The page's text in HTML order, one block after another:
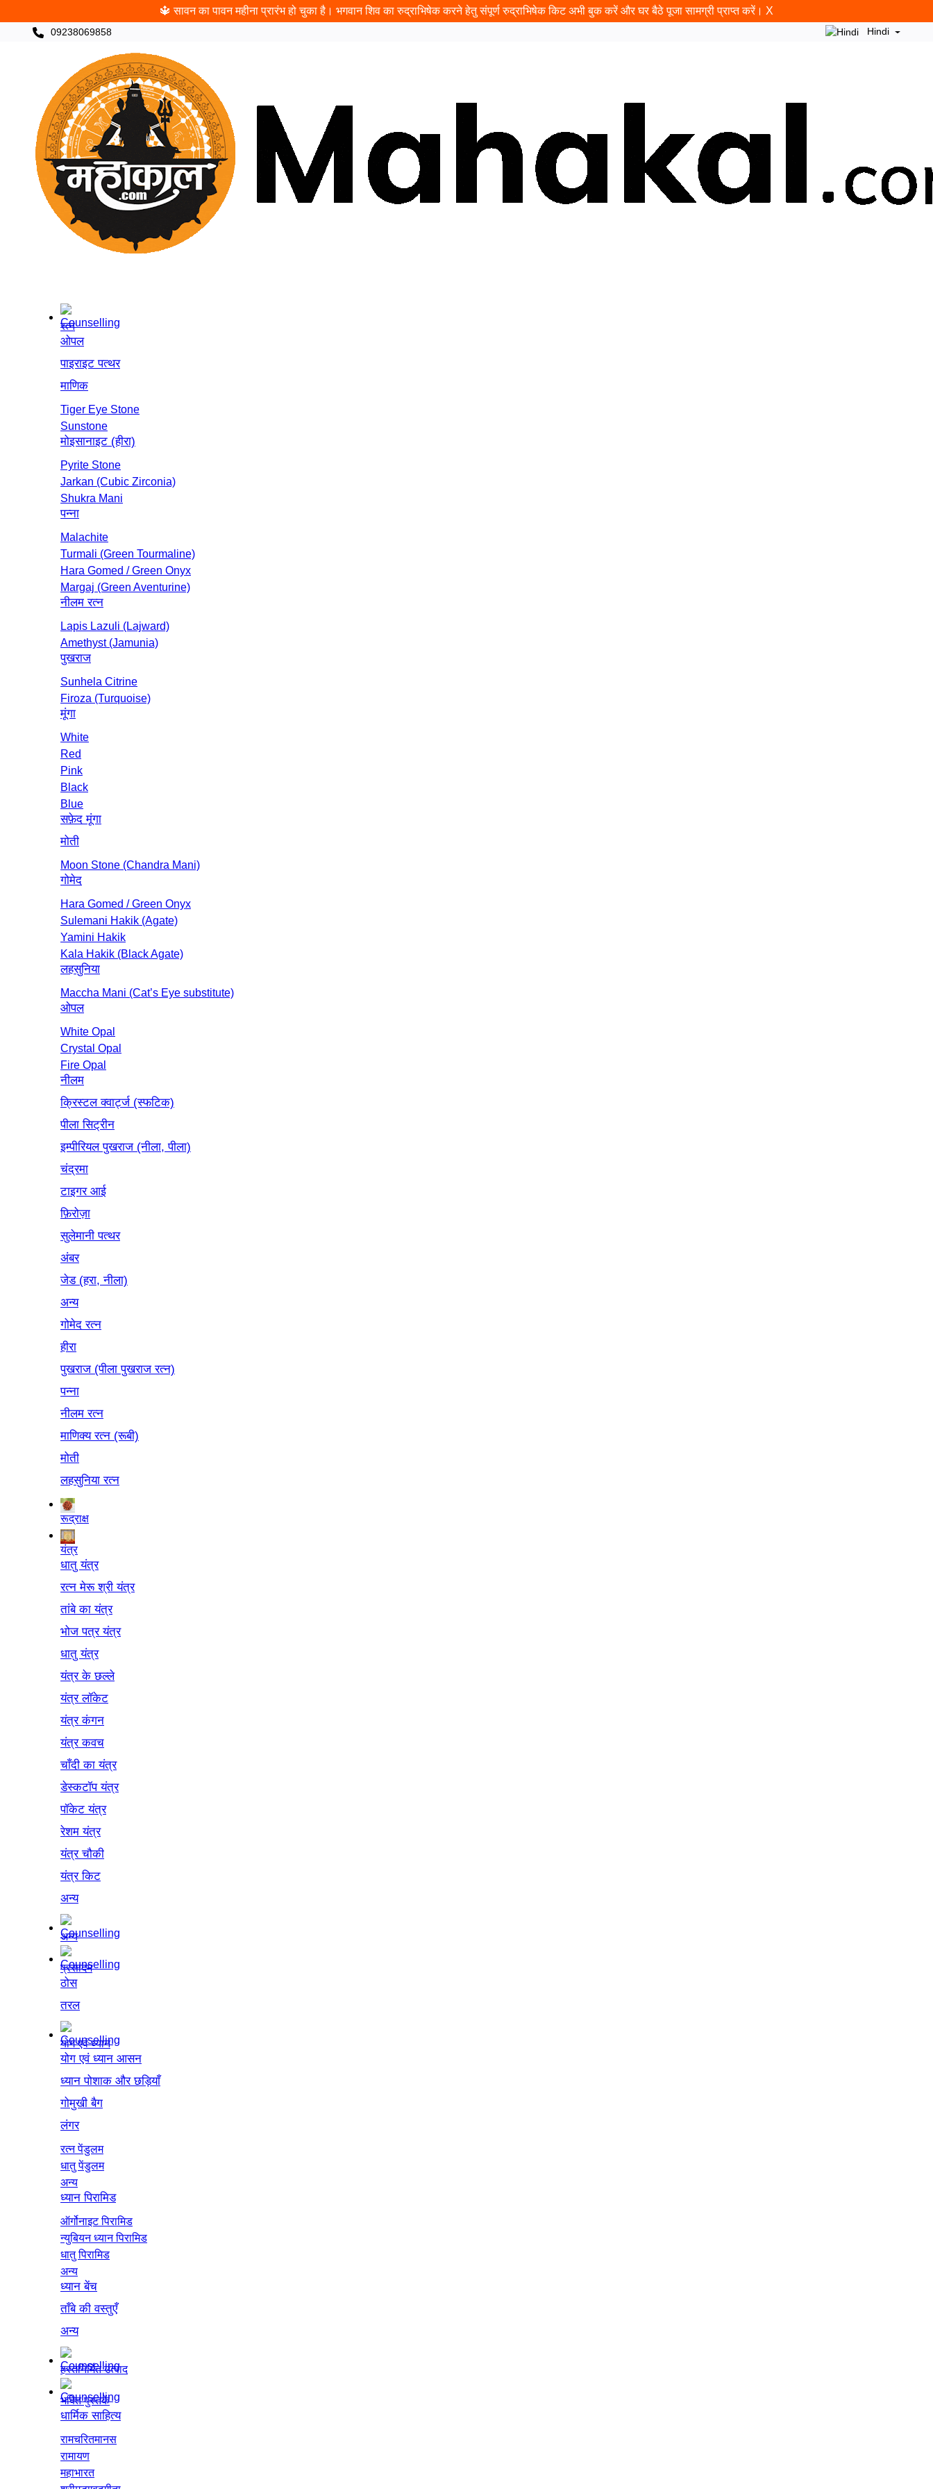
🔱 सावन का पावन महीना प्रारंभ हो चुका है। भगवान शिव का रुद्राभिषेक करने हेतु संपूर्ण रुद्राभिषेक किट अभी बुक करें और घर बैठे पूजा सामग्री प्राप्त करें। X
09238069858 Hindi
रत्न
ओपल
पाइराइट पत्थर
माणिक
Tiger Eye Stone
Sunstone
मोइसानाइट (हीरा)
Pyrite Stone
Jarkan (Cubic Zirconia)
Shukra Mani
पन्ना
Malachite
Turmali (Green Tourmaline)
Hara Gomed / Green Onyx
Margaj (Green Aventurine)
नीलम रत्‍न
Lapis Lazuli (Lajward)
Amethyst (Jamunia)
पुखराज
Sunhela Citrine
Firoza (Turquoise)
मूंगा
White
Red
Pink
Black
Blue
सफ़ेद मूंगा
मोती
Moon Stone (Chandra Mani)
गोमेद
Hara Gomed / Green Onyx
Sulemani Hakik (Agate)
Yamini Hakik
Kala Hakik (Black Agate)
लहसुनिया
Maccha Mani (Cat’s Eye substitute)
ओपल
White Opal
Crystal Opal
Fire Opal
नीलम
क्रिस्टल क्वार्ट्ज (स्फटिक)
पीला सिट्रीन
इम्पीरियल पुखराज (नीला, पीला)
चंद्रमा
टाइगर आई
फ़िरोज़ा
सुलेमानी पत्थर
अंबर
जेड (हरा, नीला)
अन्य
गोमेद रत्न
हीरा
पुखराज (पीला पुखराज रत्न)
पन्ना
नीलम रत्न
माणिक्य रत्न (रूबी)
मोती
लहसुनिया रत्न
रूद्राक्ष
यंत्र
धातु यंत्र
रत्न मेरू श्री यंत्र
तांबे का यंत्र
भोज पत्र यंत्र
धातु यंत्र
यंत्र के छल्ले
यंत्र लॉकेट
यंत्र कंगन
यंत्र कवच
चाँदी का यंत्र
डेस्कटॉप यंत्र
पॉकेट यंत्र
रेशम यंत्र
यंत्र चौकी
यंत्र किट
अन्य
अन्य
प्रसादम
ठोस
तरल
योग एवं ध्यान
योग एवं ध्यान आसन
ध्यान पोशाक और छड़ियाँ
गोमुखी बैग
लंगर
रत्न पेंडुलम
धातु पेंडुलम
अन्य
ध्यान पिरामिड
ऑर्गोनाइट पिरामिड
न्युबियन ध्यान पिरामिड
धातु पिरामिड
अन्य
ध्यान बेंच
ताँबे की वस्तुएँ
अन्य
हस्तनिर्मित उत्पाद
भक्ति पुस्तकें
धार्मिक साहित्य
रामचरितमानस
रामायण
महाभारत